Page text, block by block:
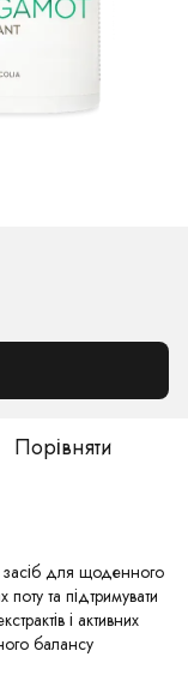
Порівняти
для щоденного
та підтримувати
і активних
балансу